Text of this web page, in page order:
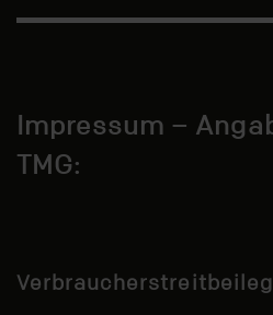
Impressum –
TMG: